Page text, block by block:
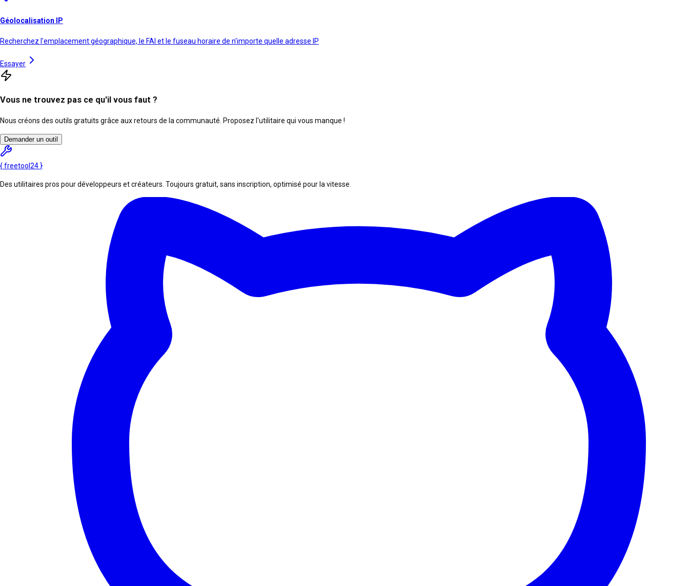
Géolocalisation IP
Recherchez l'emplacement géographique, le FAI et le fuseau horaire de n'importe quelle adresse IP
Essayer
Vous ne trouvez pas ce qu'il vous faut ?
Nous créons des outils gratuits grâce aux retours de la communauté. Proposez l'utilitaire qui vous manque !
Demander un outil
{freetool 24 }
Des utilitaires pros pour développeurs et créateurs. Toujours gratuit, sans inscription, optimisé pour la vitesse.